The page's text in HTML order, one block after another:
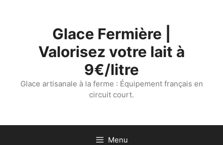
Glace Fermière |
Valorisez votre lait à
9€/litre
Glace artisanale à la ferme : Équipement français en
circuit court.
Menu